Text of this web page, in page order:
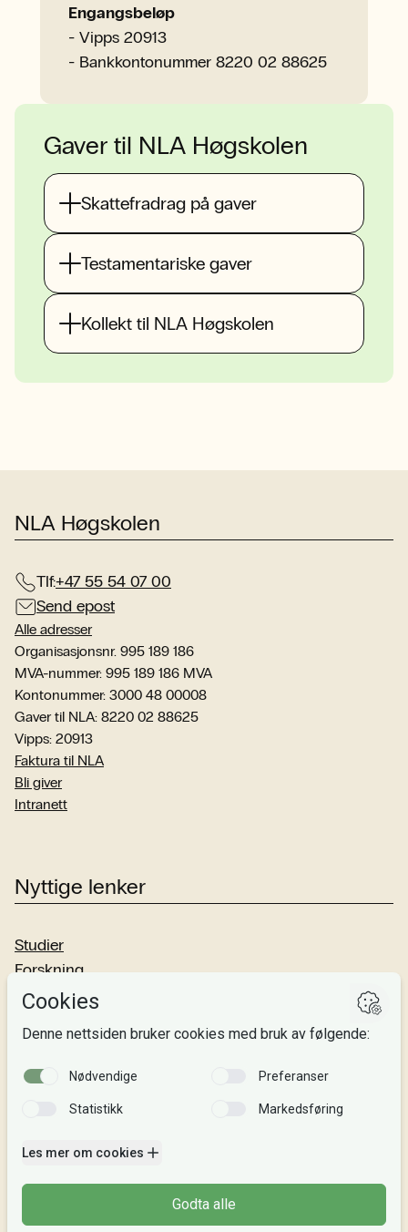
Engangsbeløp
- Vipps 20913
- Bankkontonummer 8220 02 88625
Gaver til NLA Høgskolen
Skattefradrag på gaver
Testamentariske gaver
Kollekt til NLA Høgskolen
NLA Høgskolen
Tlf:+47 55 54 07 00
Send epost
Alle adresser
Organisasjonsnr. 995 189 186
MVA-nummer: 995 189 186 MVA
Kontonummer: 3000 48 00008
Gaver til NLA: 8220 02 88625
Vipps: 20913
Faktura til NLA
Bli giver
Intranett
Nyttige lenker
Studier
Forskning
Om oss
Si fra!
Følg oss